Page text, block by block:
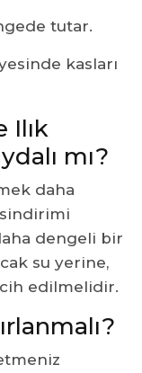
tutar.
kasları
Ilık
mı?
daha
dengeli bir
su yerine,
edilmelidir.